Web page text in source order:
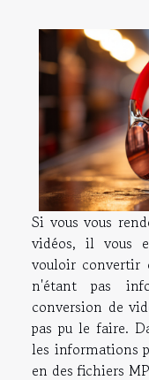
Si vous vous
vidéos, il vous
vouloir convertir
n'étant pas
conversion de
pas pu le faire.
les informations
en des fichiers